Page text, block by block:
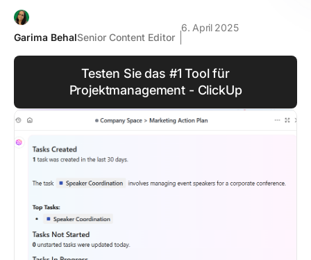
Garima BehalSenior Content Editor
6. April 2025
Testen Sie das #1 Tool für
Projektmanagement - ClickUp